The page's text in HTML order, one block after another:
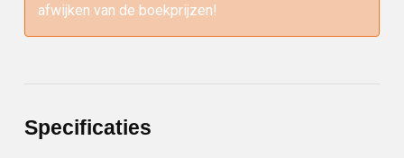
afwijken van de boekprijzen!
Specificaties